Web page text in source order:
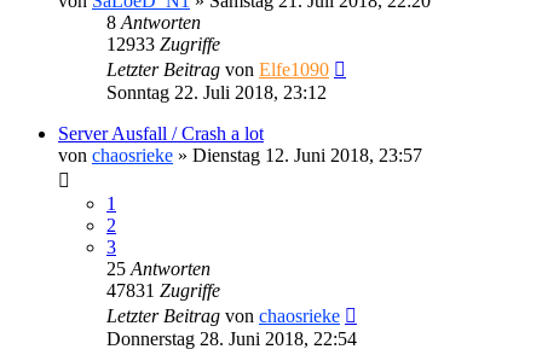
8 Antworten
12933 Zugriffe
Letzter Beitrag von Elfe1090
Sonntag 22. Juli 2018, 23:12
Server Ausfall / Crash a lot
von chaosrieke » Dienstag 12. Juni 2018, 23:57
1
2
3
25 Antworten
47831 Zugriffe
Letzter Beitrag von chaosrieke
Donnerstag 28. Juni 2018, 22:54